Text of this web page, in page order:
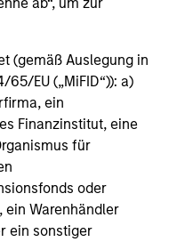
(gemäß Auslegung in
EU („MiFID“)): a)
ein
Finanzinstitut, eine
für
oder
Warenhändler
ein sonstiger
or a substantial
investments are
to forego liquidity
period of time.
illiquid – there is
and there may be
or otherwise
Alternative
and other
volatility and risk of